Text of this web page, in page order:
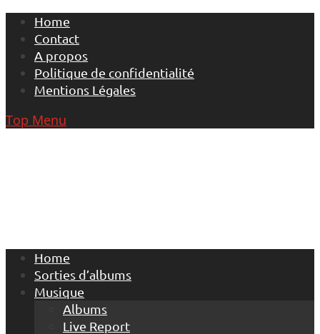
Skip
content
Home
Contact
A propos
Politique de confidentialité
Mentions Légales
Top Menu
Home
Sorties d’albums
Musique
Albums
Live Report